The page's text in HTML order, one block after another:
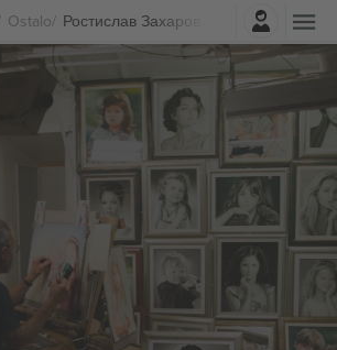
Ostalo Ростислав Захаров Karte
Najavite se